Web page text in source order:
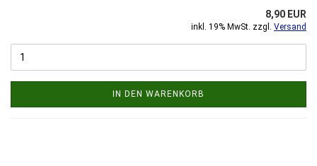
8,90 EUR
inkl. 19% MwSt. zzgl. Versand
IN DEN WARENKORB